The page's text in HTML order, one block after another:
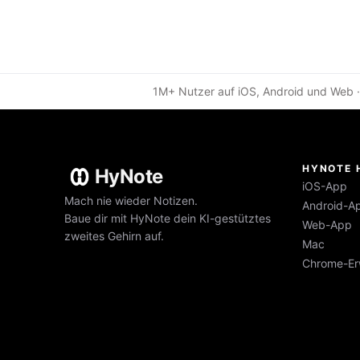
1M+ Nutzer auf iOS, Android und
HyNote
Mach nie wieder Notizen.
Baue dir mit HyNote dein KI-gestütztes
zweites Gehirn auf.
HYNOTE
iOS-App
Android-
Web-App
Mac
Chrome-